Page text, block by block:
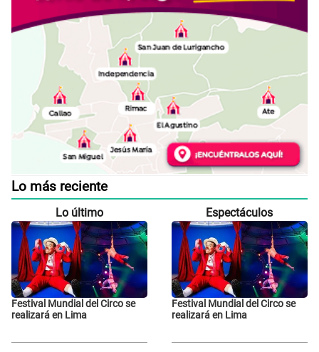
Lo más reciente
Lo último
Festival Mundial del Circo se
realizará en Lima
Espectáculos
Festival Mundial del Circo se
realizará en Lima